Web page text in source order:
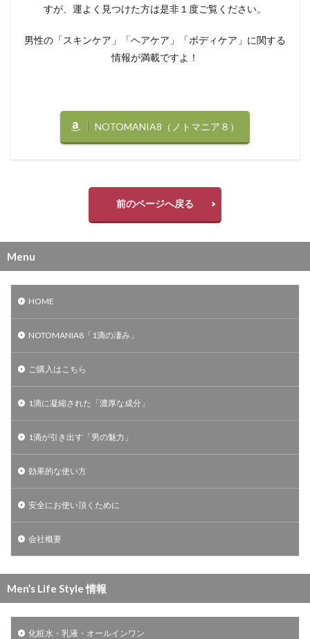
すが、運よく見つけた方は是非１度ご覧ください。
男性の「スキンケア」「ヘアケア」「ボディケア」に関する
情報が満載ですよ！
NOTOMANIA8（ノトマニア８）
前のページへ戻る
Menu
HOME
NOTOMANIA8「1滴の凄み」
ご購入はこちら
1滴に凝縮された「濃厚な成分」
1滴が引き出す「男の魅力」
効果的な使い方
安全にお使い頂くために
会社概要
Men’s Life Style 情報
化粧水・乳液・オールインワン